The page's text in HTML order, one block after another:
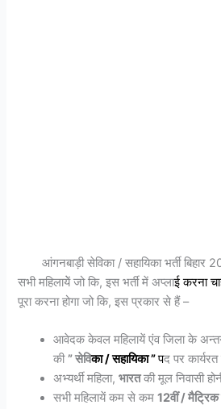
आंगनबाड़ी सेविका / सहायिका भर्ती बिहार
सभी महिलायेें जो कि, इस भर्ती में अप्लाईकरना
पूरा करना होगा जो कि, इस प्रकार से हैं –
आवेदक केवल महिलायें एंव जिला के
की” सेविका /सहायिका”पद पर कार्यरत
अभ्यर्थी महिला,भारतकी मूल निवासी
सभी महिलायें कम से कम12वीं / मैट्रिक